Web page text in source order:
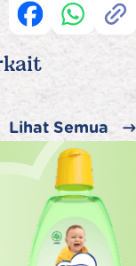
Lihat Semua